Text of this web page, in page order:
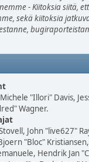
- Kiitoksia siitä,
sekä kiitoksia
"Illori" Davis,
Wagner.
John "live627"
"Bloc"
Hendrik Jan